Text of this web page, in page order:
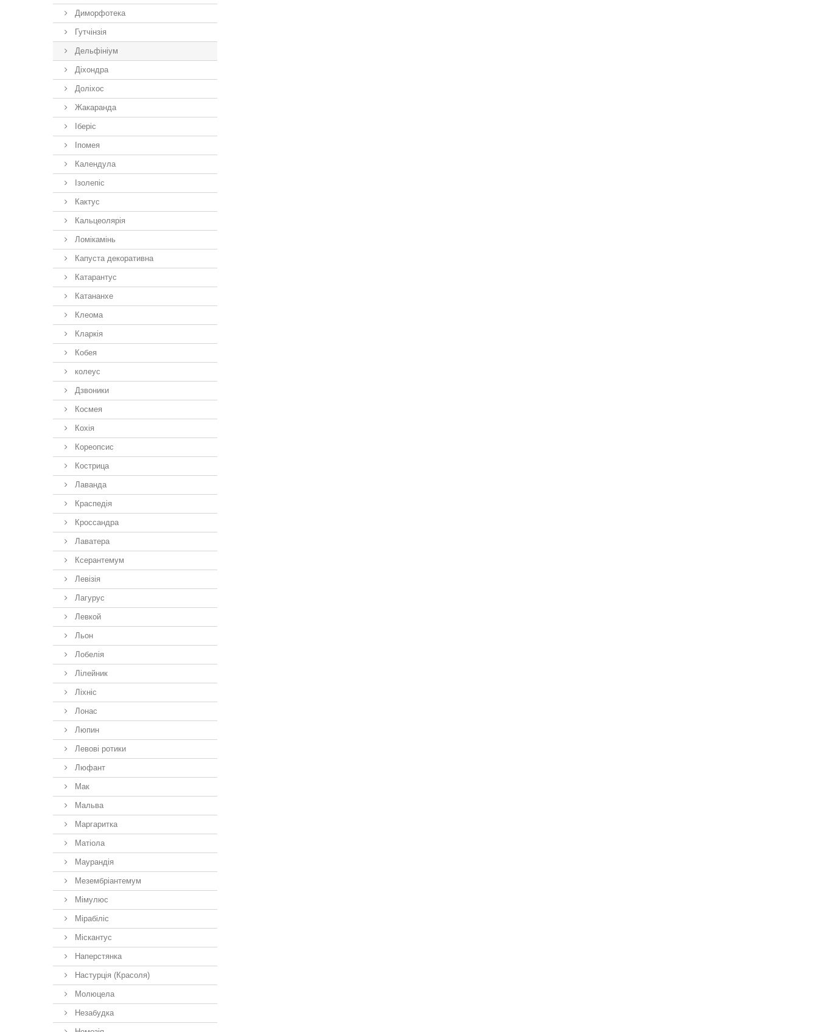
Диморфотека
Гутчінзія
Дельфініум
Діхондра
Доліхос
Жакаранда
Іберiс
Іпомея
Календула
Ізолепіс
Кактус
Кальцеолярія
Ломікамінь
Капуста декоративна
Катарантус
Катананхе
Клеома
Кларкія
Кобея
колеус
Дзвоники
Космея
Кохія
Кореопсис
Кострица
Лаванда
Краспедія
Кроссандра
Лаватера
Ксерантемум
Левізія
Лагурус
Левкой
Льон
Лобелія
Лілейник
Ліхніс
Лонас
Люпин
Левові ротики
Люфант
Мак
Мальва
Маргаритка
Матіола
Маурандія
Мезембріантемум
Мімулюс
Мірабіліс
Міскантус
Наперстянка
Настурція (Красоля)
Молюцела
Незабудка